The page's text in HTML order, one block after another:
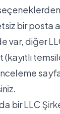
bir posta
var, diğer
bir LLC